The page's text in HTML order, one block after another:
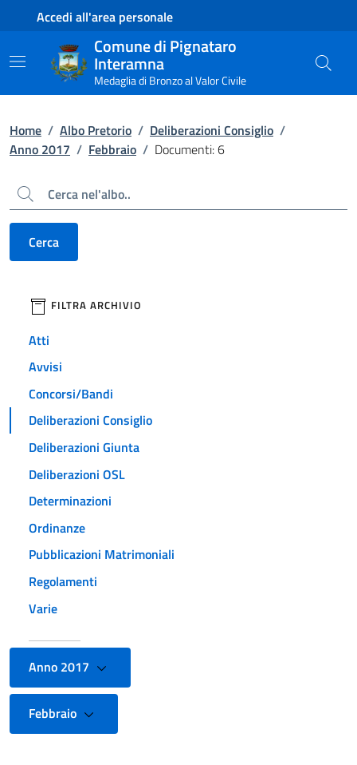
Contenuto principale
Piede di paginaAccedi all'area personale
Comune di Pignataro
Interamna
Medaglia di Bronzo al Valor Civile
Home / Albo Pretorio / Deliberazioni Consiglio /
Anno 2017 / Febbraio / Documenti: 6
Cerca
Cerca
filtri da applicare
FILTRA ARCHIVIO
Atti
Avvisi
Concorsi/Bandi
Deliberazioni Consiglio
Deliberazioni Giunta
Deliberazioni OSL
Determinazioni
Ordinanze
Pubblicazioni Matrimoniali
Regolamenti
Varie
Anno 2017
Febbraio